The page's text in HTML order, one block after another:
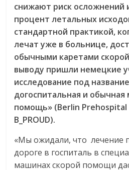
снижают риск осложнений
процент летальных
стандартной практикой,
лечат уже в больнице,
обычными каретами
выводу пришли немецкие
исследование под
догоспитальная и обычная
помощь» (Berlin Prehospital
B_PROUD).
«Мы ожидали, что лечение
дороге в госпиталь в
машинах скорой помощи